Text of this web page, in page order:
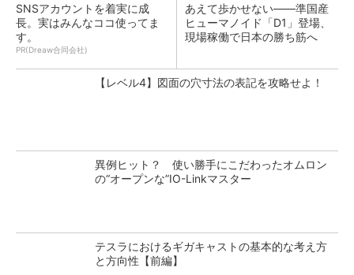
SNSアカウントを着実に成
長。実はみんなココ使ってま
す。
PR(Dreaw合同会社)
あえて歩かせない――準国産
ヒューマノイド「D1」登場、
現場稼働で日本の勝ち筋へ
【レベル4】図面の穴寸法の表記を攻略せよ！
異例ヒット？ 使い勝手にこだわったオムロン
の“オープンな”IO-Linkマスター
テスラにおけるギガキャストの基本的な考え方
と方向性【前編】